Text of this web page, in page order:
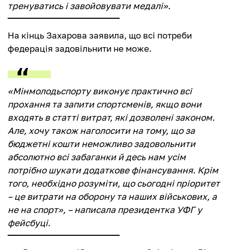
тренуватись і завойовувати медалі».
На кінць Захарова заявила, що всі потреби
федерація задовільнити не може.
«Мінмолодьспорту виконує практично всі
прохання та запити спортсменів, якщо вони
входять в статті витрат, які дозволені законом.
Але, хочу також наголосити на тому, що за
бюджетні кошти неможливо задовольнити
абсолютно всі забаганки й десь нам усім
потрібно шукати додаткове фінансування. Крім
того, необхідно розуміти, що сьогодні пріоритет
– це витрати на оборону та наших військових, а
не на спорт», – написала президентка УФГ у
фейсбуці.